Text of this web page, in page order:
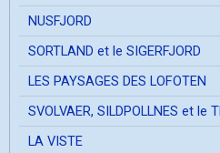
NUSFJORD
SORTLAND et le SIGERFJORD
LES PAYSAGES DES LOFOTEN
SVOLVAER, SILDPOLLNES et le
LA VISTE